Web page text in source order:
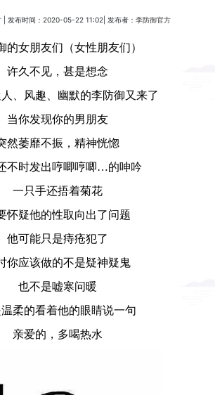
| 发布时间：2020-05-22 11:02| 发布者： 李防御官方
的女朋友们（女性朋友们）
许久不见，甚是想念
、风趣、幽默的李防御又来了
当你发现你的男朋友
然萎靡不振，精神恍惚
不时发出哼唧哼唧…的呻吟
一只手还捂着菊花
怀疑他的性取向出了问题
他可能只是痔疮犯了
你应该做的不是疑神疑鬼
也不是嘘寒问暖
柔的看着他的眼睛说一句
亲爱的，多喝热水